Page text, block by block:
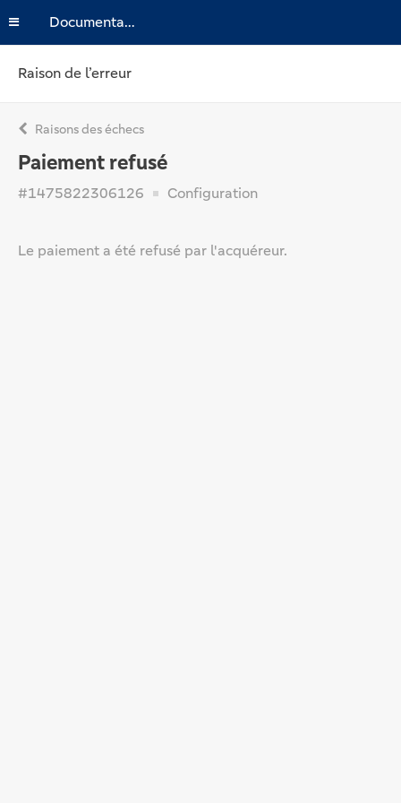
Documentation
Raison de l’erreur
Raisons des échecs
Paiement refusé
#1475822306126 Configuration
Le paiement a été refusé par l'acquéreur.